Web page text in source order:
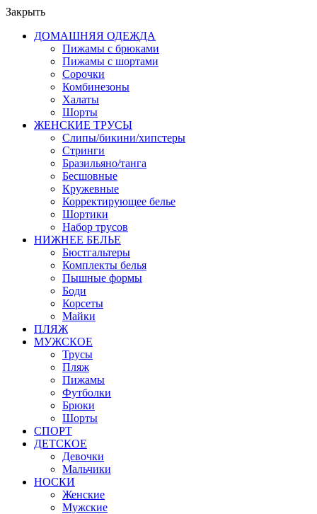
Закрыть
ДОМАШНЯЯ ОДЕЖДА
Пижамы с брюками
Пижамы с шортами
Сорочки
Комбинезоны
Халаты
Шорты
ЖЕНСКИЕ ТРУСЫ
Слипы/бикини/хипстеры
Стринги
Бразильяно/танга
Бесшовные
Кружевные
Корректирующее белье
Шортики
Набор трусов
НИЖНЕЕ БЕЛЬЕ
Бюстгальтеры
Комплекты белья
Пышные формы
Боди
Корсеты
Майки
ПЛЯЖ
МУЖСКОЕ
Трусы
Пляж
Пижамы
Футболки
Брюки
Шорты
СПОРТ
ДЕТСКОЕ
Девочки
Мальчики
НОСКИ
Женские
Мужские